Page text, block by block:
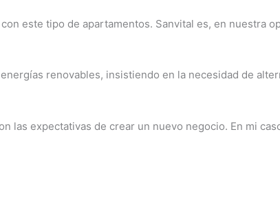
este tipo de apartamentos. Sanvital es, en nuestra
renovables, insistiendo en la necesidad de
las expectativas de crear un nuevo negocio. En mi